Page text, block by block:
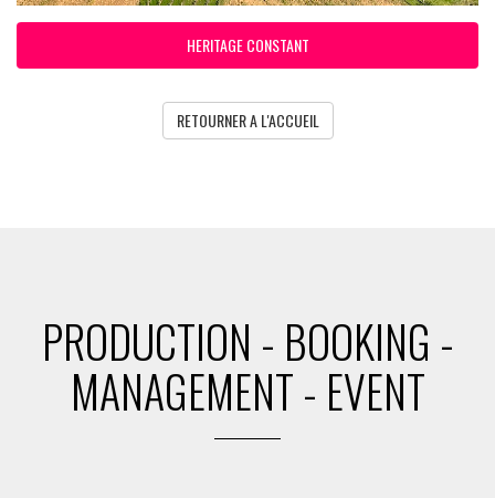
HERITAGE CONSTANT
RETOURNER A L'ACCUEIL
PRODUCTION - BOOKING -
MANAGEMENT - EVENT